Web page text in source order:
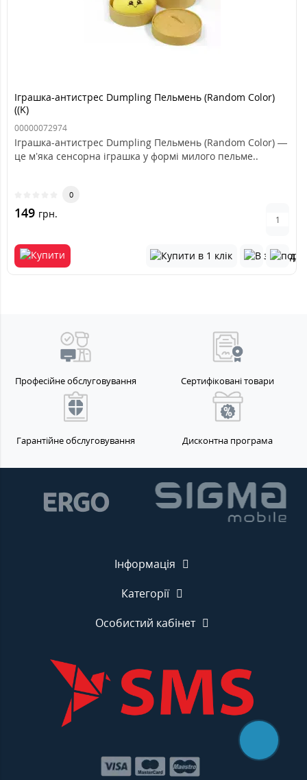
Іграшка-антистрес Dumpling Пельмень (Random Color)
((K)
00000072974
Іграшка-антистрес Dumpling Пельмень (Random Color) —
це м’яка сенсорна іграшка у формі милого пельме..
0
149 грн.
Професійне обслуговування Сертифіковані товари
Гарантійне обслуговування Дисконтна програма
Інформація
Категорії
Особистий кабінет